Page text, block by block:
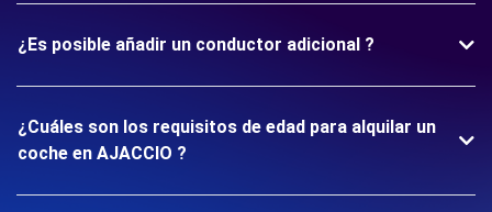
¿Es posible añadir un conductor adicional ?
¿Cuáles son los requisitos de edad para alquilar un
coche en AJACCIO ?